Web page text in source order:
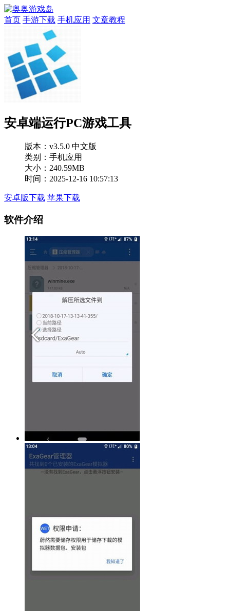
首页 手游下载 手机应用 文章教程
安卓端运行PC游戏工具
版本： v3.5.0 中文版
类别：手机应用
大小：240.59MB
时间：2025-12-16 10:57:13
安卓版下载 苹果下载
软件介绍